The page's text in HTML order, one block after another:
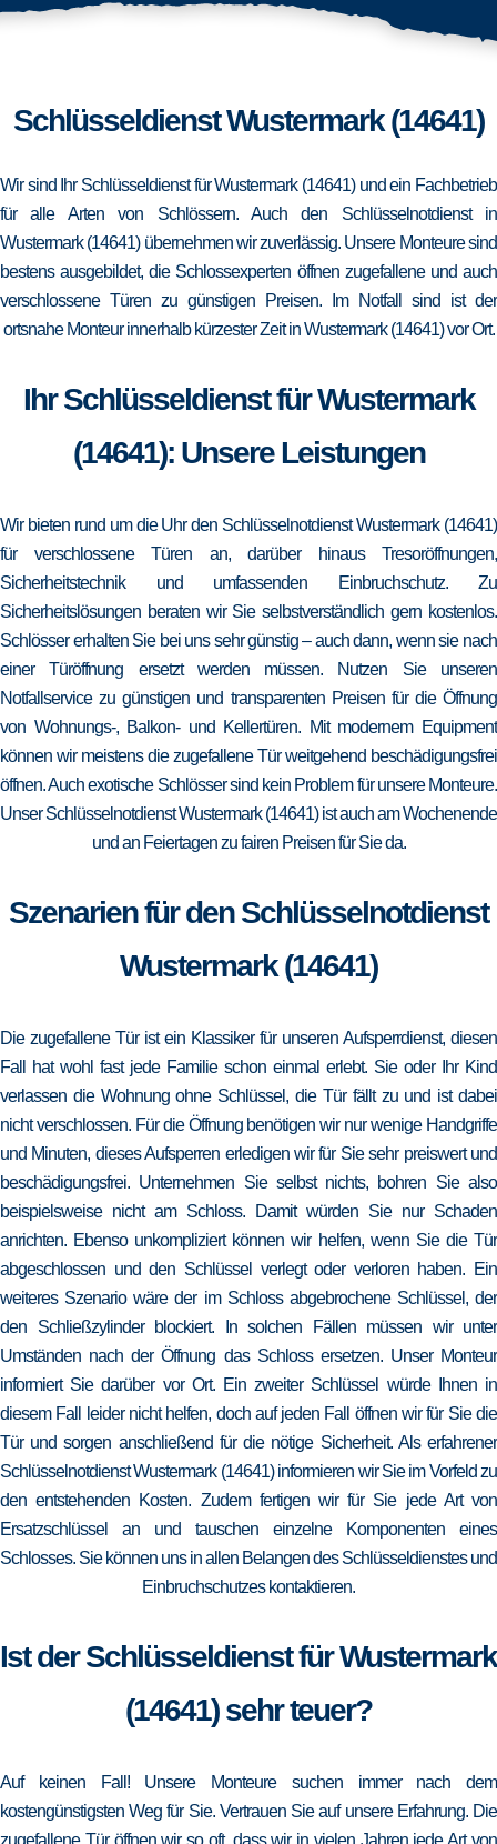
Schlüsseldienst Wustermark (14641)
Wir sind Ihr Schlüsseldienst für Wustermark (14641) und ein Fachbetrieb
für alle Arten von Schlössern. Auch den Schlüsselnotdienst in
Wustermark (14641) übernehmen wir zuverlässig. Unsere Monteure sind
bestens ausgebildet, die Schlossexperten öffnen zugefallene und auch
verschlossene Türen zu günstigen Preisen. Im Notfall sind ist der
ortsnahe Monteur innerhalb kürzester Zeit in Wustermark (14641) vor Ort.
Ihr Schlüsseldienst für Wustermark
(14641): Unsere Leistungen
Wir bieten rund um die Uhr den Schlüsselnotdienst Wustermark (14641)
für verschlossene Türen an, darüber hinaus Tresoröffnungen,
Sicherheitstechnik und umfassenden Einbruchschutz. Zu
Sicherheitslösungen beraten wir Sie selbstverständlich gern kostenlos.
Schlösser erhalten Sie bei uns sehr günstig – auch dann, wenn sie nach
einer Türöffnung ersetzt werden müssen. Nutzen Sie unseren
Notfallservice zu günstigen und transparenten Preisen für die Öffnung
von Wohnungs-, Balkon- und Kellertüren. Mit modernem Equipment
können wir meistens die zugefallene Tür weitgehend beschädigungsfrei
öffnen. Auch exotische Schlösser sind kein Problem für unsere Monteure.
Unser Schlüsselnotdienst Wustermark (14641) ist auch am Wochenende
und an Feiertagen zu fairen Preisen für Sie da.
Szenarien für den Schlüsselnotdienst
Wustermark (14641)
Die zugefallene Tür ist ein Klassiker für unseren Aufsperrdienst, diesen
Fall hat wohl fast jede Familie schon einmal erlebt. Sie oder Ihr Kind
verlassen die Wohnung ohne Schlüssel, die Tür fällt zu und ist dabei
nicht verschlossen. Für die Öffnung benötigen wir nur wenige Handgriffe
und Minuten, dieses Aufsperren erledigen wir für Sie sehr preiswert und
beschädigungsfrei. Unternehmen Sie selbst nichts, bohren Sie also
beispielsweise nicht am Schloss. Damit würden Sie nur Schaden
anrichten. Ebenso unkompliziert können wir helfen, wenn Sie die Tür
abgeschlossen und den Schlüssel verlegt oder verloren haben. Ein
weiteres Szenario wäre der im Schloss abgebrochene Schlüssel, der
den Schließzylinder blockiert. In solchen Fällen müssen wir unter
Umständen nach der Öffnung das Schloss ersetzen. Unser Monteur
informiert Sie darüber vor Ort. Ein zweiter Schlüssel würde Ihnen in
diesem Fall leider nicht helfen, doch auf jeden Fall öffnen wir für Sie die
Tür und sorgen anschließend für die nötige Sicherheit. Als erfahrener
Schlüsselnotdienst Wustermark (14641) informieren wir Sie im Vorfeld zu
den entstehenden Kosten. Zudem fertigen wir für Sie jede Art von
Ersatzschlüssel an und tauschen einzelne Komponenten eines
Schlosses. Sie können uns in allen Belangen des Schlüsseldienstes und
Einbruchschutzes kontaktieren.
Ist der Schlüsseldienst für Wustermark
(14641) sehr teuer?
Auf keinen Fall! Unsere Monteure suchen immer nach dem
kostengünstigsten Weg für Sie. Vertrauen Sie auf unsere Erfahrung. Die
zugefallene Tür öffnen wir so oft, dass wir in vielen Jahren jede Art von